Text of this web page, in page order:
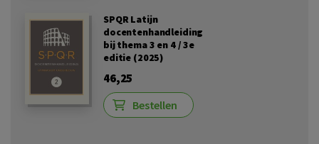
SPQR Latijn
docentenhandleiding
bij thema 3 en 4 / 3e
editie (2025)
46,25
Bestellen